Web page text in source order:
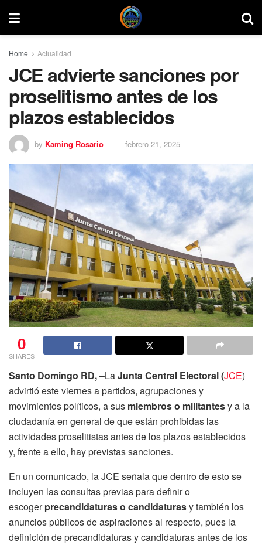
Home Actualidad
JCE advierte sanciones por
proselitismo antes de los
plazos establecidos
by Kaming Rosario febrero 21, 2025
0
SHARES
Santo Domingo RD, –LaJunta Central Electoral (JCE)
advirtió este viernes a partidos, agrupaciones y
movimientos políticos, a sus miembros o militantesy a la
ciudadanía en general de que están prohibidas las
actividades proselitistas antes de los plazos establecidos
y, frente a ello, hay previstas sanciones.
En un comunicado, la JCE señala que dentro de esto se
incluyen las consultas previas para definir o
escogerprecandidaturas o candidaturasy también los
anuncios públicos de aspiraciones al respecto, pues la
definición de precandidaturas y candidaturas antes de los